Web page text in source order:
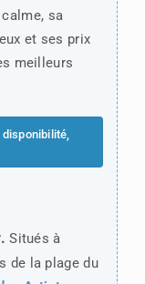
sa
et ses prix
meilleurs
Situés à
de la plage du